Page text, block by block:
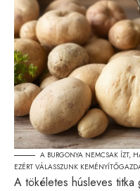
A BURGONYA NEMCSAK ÍZT,
EZÉRT VÁLASSZUNK
A tökéletes húsleves